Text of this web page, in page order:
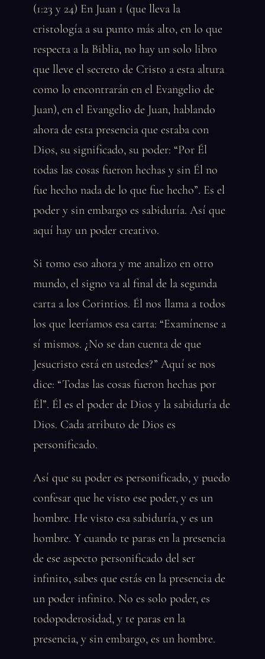
(1:23 y 24) En Juan 1 (que lleva la
cristología a su punto más alto, en lo que
respecta a la Biblia, no hay un solo libro
que lleve el secreto de Cristo a esta altura
como lo encontrarán en el Evangelio de
Juan), en el Evangelio de Juan, hablando
ahora de esta presencia que estaba con
Dios, su significado, su poder: “Por Él
todas las cosas fueron hechas y sin Él no
fue hecho nada de lo que fue hecho”. Es el
poder y sin embargo es sabiduría. Así que
aquí hay un poder creativo.
Si tomo eso ahora y me analizo en otro
mundo, el signo va al final de la segunda
carta a los Corintios. Él nos llama a todos
los que leeríamos esa carta: “Examínense a
sí mismos. ¿No se dan cuenta de que
Jesucristo está en ustedes?” Aquí se nos
dice: “Todas las cosas fueron hechas por
Él”. Él es el poder de Dios y la sabiduría de
Dios. Cada atributo de Dios es
personificado.
Así que su poder es personificado, y puedo
confesar que he visto ese poder, y es un
hombre. He visto esa sabiduría, y es un
hombre. Y cuando te paras en la presencia
de ese aspecto personificado del ser
infinito, sabes que estás en la presencia de
un poder infinito. No es solo poder, es
todopoderosidad, y te paras en la
presencia, y sin embargo, es un hombre.